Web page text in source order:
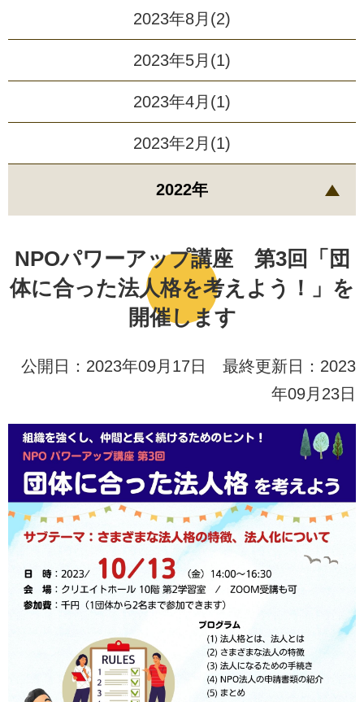
NPOパワーアップ講座 第3回「団
体に合った法人格を考えよう！」を
開催します
公開日：2023年09月17日 最終更新日：2023
年09月23日
2023年8月(2)
2023年5月(1)
2023年4月(1)
2023年2月(1)
2022年